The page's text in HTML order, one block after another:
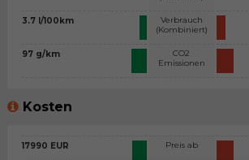
3.7 l/100km
97 g/km
Verbrauch
(Kombiniert)
CO2
Emissionen
Kosten
17990 EUR Preis ab